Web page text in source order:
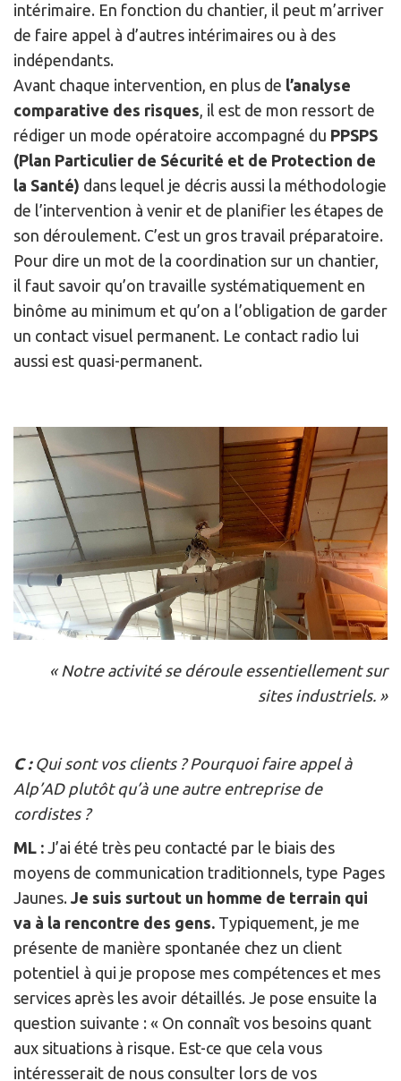
intérimaire. En fonction du chantier, il peut m’arriver
de faire appel à d’autres intérimaires ou à des
indépendants.
Avant chaque intervention, en plus de l’analyse
comparative des risques, il est de mon ressort de
rédiger un mode opératoire accompagné du PPSPS
(Plan Particulier de Sécurité et de Protection de
la Santé) dans lequel je décris aussi la méthodologie
de l’intervention à venir et de planifier les étapes de
son déroulement. C’est un gros travail préparatoire.
Pour dire un mot de la coordination sur un chantier,
il faut savoir qu’on travaille systématiquement en
binôme au minimum et qu’on a l’obligation de garder
un contact visuel permanent. Le contact radio lui
aussi est quasi-permanent.
« Notre activité se déroule essentiellement sur
sites industriels. »
C :Qui sont vos clients ? Pourquoi faire appel à
Alp’AD plutôt qu’à une autre entreprise de
cordistes ?
ML : J’ai été très peu contacté par le biais des
moyens de communication traditionnels, type Pages
Jaunes. Je suis surtout un homme de terrain qui
va à la rencontre des gens. Typiquement, je me
présente de manière spontanée chez un client
potentiel à qui je propose mes compétences et mes
services après les avoir détaillés. Je pose ensuite la
question suivante : « On connaît vos besoins quant
aux situations à risque. Est-ce que cela vous
intéresserait de nous consulter lors de vos